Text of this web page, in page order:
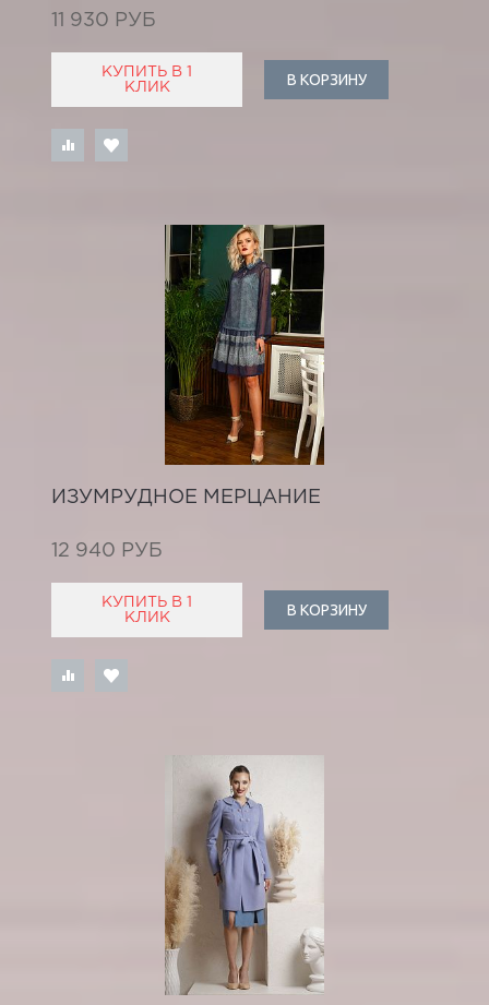
11 930 РУБ
КУПИТЬ В 1
КЛИК
В КОРЗИНУ
ИЗУМРУДНОЕ МЕРЦАНИЕ
12 940 РУБ
КУПИТЬ В 1
КЛИК
В КОРЗИНУ